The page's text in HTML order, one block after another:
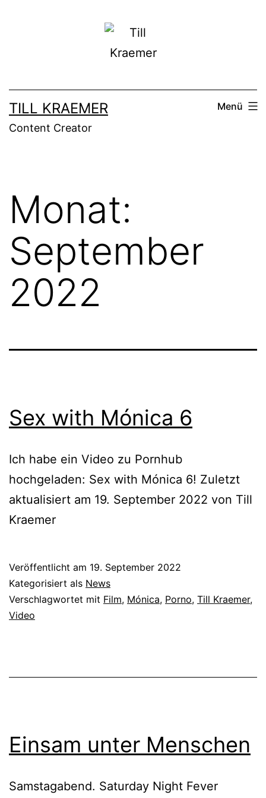
TILL KRAEMER
Content Creator
Menü
Monat:
September
2022
Sex with Mónica 6
Ich habe ein Video zu Pornhub
hochgeladen: Sex with Mónica 6! Zuletzt
aktualisiert am 19. September 2022 von Till
Kraemer
Veröffentlicht am 19. September 2022
Kategorisiert als News
Verschlagwortet mit Film, Mónica, Porno, Till Kraemer,
Video
Einsam unter Menschen
Samstagabend. Saturday Night Fever